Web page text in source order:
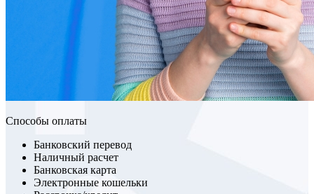
Способы оплаты
Банковский перевод
Наличный расчет
Банковская карта
Электронные кошельки